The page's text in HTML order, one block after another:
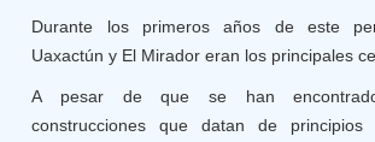
Durante los primeros años de este
Uaxactún y El Mirador eran los principales
A pesar de que se han
construcciones que datan de